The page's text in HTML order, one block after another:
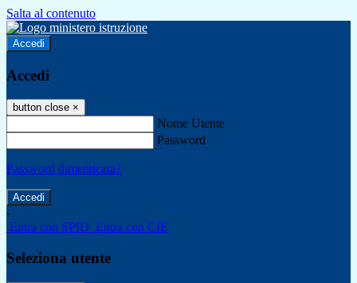
Salta al contenuto
Accedi
Accedi
button close ×
Nome Utente
Password
Password dimenticata?
-
Entra con SPID Entra con CIE
Seleziona utente